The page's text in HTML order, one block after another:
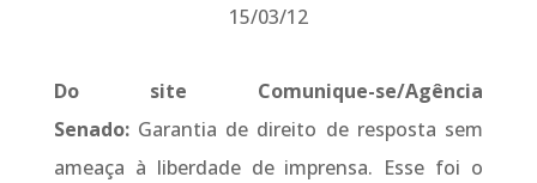
15/03/12
Do site Comunique-se/Agência
Senado: Garantia de direito de resposta sem
ameaça à liberdade de imprensa. Esse foi o